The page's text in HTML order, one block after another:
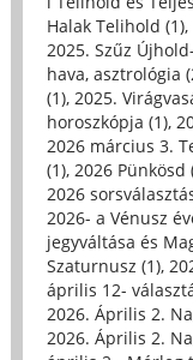
Halak Telihold (1),
2025. Szűz
hava, asztrológia
(1), 2025.
horoszkópja (1),
2026 március 3.
(1), 2026 Pünkösd
2026
2026- a Vénusz
jegyváltása és
Szaturnusz (1),
április 12-
2026. Április 2.
2026. Április 2.